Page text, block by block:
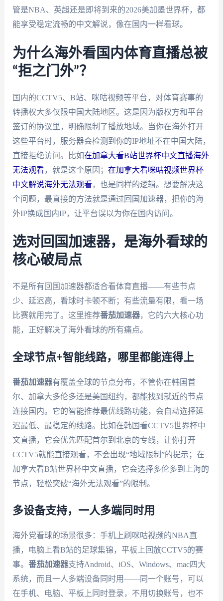
管是NBA、英超还是即将到来的2026美加墨世界杯，都
能享受稳定流畅的中文解说，像在国内一样看球。
为什么海外看国内体育直播总被
“拒之门外”？
国内的CCTV5、B站、咪咕视频等平台，对体育赛事的
转播权大多仅限中国大陆地区。这是因为版权方和平台
签订的协议里，明确限制了播放地域。当你在海外打开
这些平台时，服务器会检测到你的IP地址不在中国大陆，
直接拒绝访问。比如在加拿大看B站世界杯中文直播海外
无法观看 ，就是这个原因； 在加拿大看咪咕视频世界杯
中文解说海外无法观看 ，也是同样的逻辑。想要解决这
个问题，最直接的方法就是通过回国加速器，把你的海
外IP换成国内IP，让平台误以为你在国内访问。
选对回国加速器，是海外看球的
核心破局点
不是所有回国加速器都适合看体育直播——有些节点
少、延迟高，看球时卡顿不断；有些流量有限，看一场
比赛就用完了。这里推荐番茄加速器，它的六大核心功
能，正好解决了海外看球的所有痛点。
全球节点+智能线路，哪里都能连得上
番茄加速器有覆盖全球的节点分布，不管你在韩国首
尔、加拿大多伦多还是美国纽约，都能找到就近的节点
连接国内。它的智能推荐最优线路功能，会自动选择延
迟最低、最稳定的线路。比如在韩国看CCTV5世界杯中
文直播，它会优先匹配首尔到北京的专线，让你打开
CCTV5就能直接观看，不会出现“地域限制”的提示；在
加拿大看B站世界杯中文直播，它会选择多伦多到上海的
节点，轻松突破“海外无法观看”的限制。
多设备支持，一人多端同时用
海外党看球的场景很多：手机上刷咪咕视频的NBA直
播，电脑上看B站的足球集锦，平板上回放CCTV5的赛
事。 番茄加速器支持Android、iOS、Windows、mac四大
系统，而且一人多端设备同时用——同一个账号，可以
在手机、电脑、平板上同时登录，不用切换账号，也不